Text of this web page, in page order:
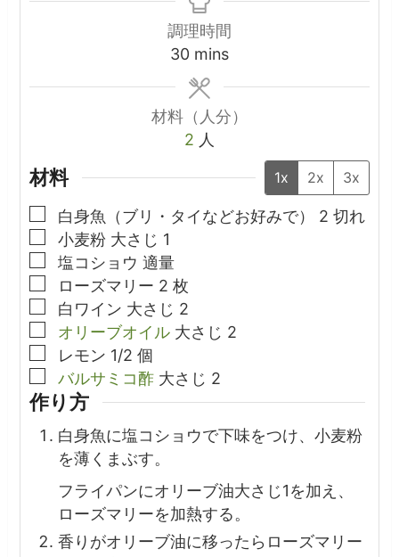
調理時間
30 minutes
mins
材料（人分）
2 人
材料 1x 2x 3x
▢
白身魚（ブリ・タイなどお好みで） 2 切れ
▢
小麦粉 大さじ 1
▢
塩コショウ 適量
▢
ローズマリー 2 枚
▢
白ワイン 大さじ 2
▢
オリーブオイル 大さじ 2
▢
レモン 1/2 個
▢
バルサミコ酢 大さじ 2
作り方
白身魚に塩コショウで下味をつけ、小麦粉
を薄くまぶす。
フライパンにオリーブ油大さじ1を加え、
ローズマリーを加熱する。
香りがオリーブ油に移ったらローズマリー